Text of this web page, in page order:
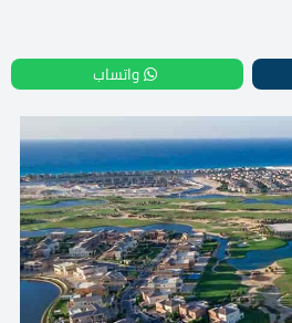
واتساب